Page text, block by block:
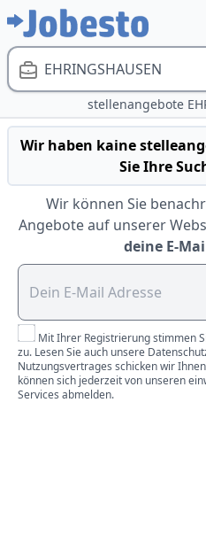
EHRINGSHAUSEN
stellenangebote
Wir haben kaine
Sie Ihre
Wir können Sie
Angebote auf unserer
deine E-
Mit Ihrer Registrierung stimmen
zu. Lesen Sie auch unsere
Nutzungsvertrages schicken wir
können sich jederzeit von unseren
Services abmelden.